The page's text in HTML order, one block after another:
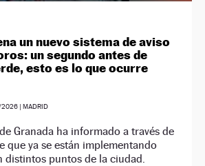
un nuevo sistema de aviso
un segundo antes de
esto es lo que ocurre
| MADRID
Granada ha informado a través de
que ya se están implementando
distintos puntos de la ciudad.